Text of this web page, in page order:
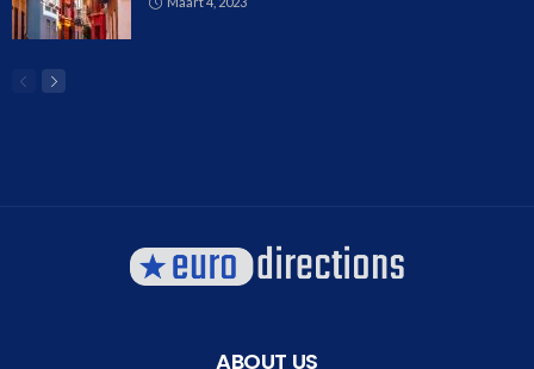
ABOUT US